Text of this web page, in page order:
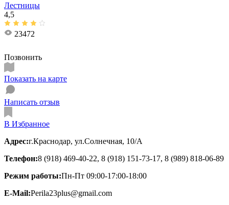
Лестницы
4,5
23472
Позвонить
Показать на карте
Написать отзыв
В Избранное
Адрес:г.Краснодар, ул.Cолнечная, 10/А
Телефон:8 (918) 469-40-22, 8 (918) 151-73-17, 8 (989) 818-06-89
Режим работы:Пн-Пт 09:00-17:00-18:00
E-Mail:Perila23plus@gmail.com